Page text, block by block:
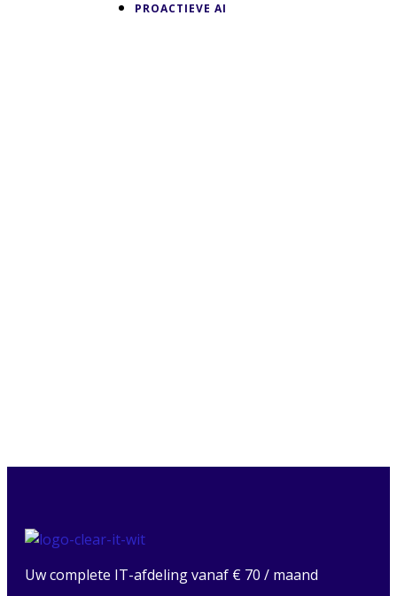
PROACTIEVE AI
Uw complete IT-afdeling vanaf € 70 / maand